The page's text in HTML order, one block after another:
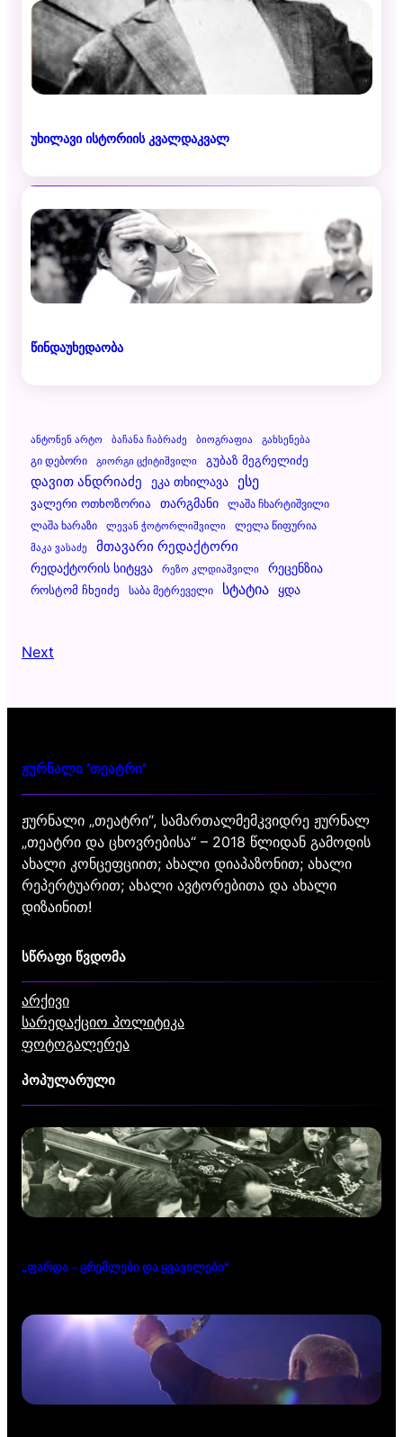
უხილავი ისტორიის კვალდაკვალ
წინდაუხედაობა
Ანტონენ Არტო Ბაჩანა Ჩაბრაძე Ბიოგრაფია
Გახსენება
Გი Დებორი
Გიორგი Ცქიტიშვილი Გუბაზ Მეგრელიძე
Დავით Ანდრიაძე Ეკა Თხილავა Ესე
Ვალერი Ოთხოზორია Თარგმანი Ლაშა Ჩხარტიშვილი
Ლაშა Ხარაზი Ლევან Ჭოტორლიშვილი
Ლელა Წიფურია
Მაკა Ვასაძე
Მთავარი Რედაქტორი
Რედაქტორის Სიტყვა Რეზო Კლდიაშვილი Რეცენზია
Როსტომ Ჩხეიძე Საბა Მეტრეველი Სტატია Ყდა
Next
ჟურნალი "თეატრი"
ჟურნალი „თეატრი“, სამართალმემკვიდრე ჟურნალ
„თეატრი და ცხოვრებისა“ – 2018 წლიდან გამოდის
ახალი კონცეფციით; ახალი დიაპაზონით; ახალი
რეპერტუარით; ახალი ავტორებითა და ახალი
დიზაინით!
სწრაფი წვდომა
არქივი
სარედაქციო პოლიტიკა
ფოტოგალერეა
პოპულარული
„ფარდა – ცრემლები და ყვავილები“